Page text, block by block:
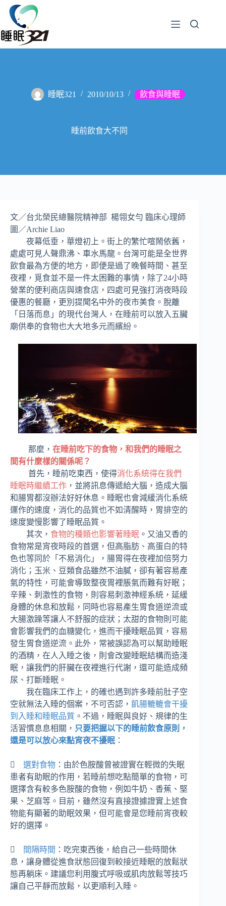
睡眠321 2010/10/13 飲食與睡眠
睡前飲食大不同
文／台北榮民總醫院精神部 楊翎女勻 臨床心理師
圖／Archie Liao
夜幕低垂，華燈初上。街上的繁忙喧鬧依舊，
處處可見人聲鼎沸、車水馬龍。台灣可能是全世界
飲食最為方便的地方，即便是過了晚餐時間、甚至
夜裡，覓食並不是一件太困難的事情，除了24小時
營業的便利商店與速食店，四處可見強打消夜時段
優惠的餐廳，更別提聞名中外的夜市美食。脫離
「日落而息」的現代台灣人，在睡前可以放入五臟
廟供奉的食物也大大地多元而繽紛。
那麼， 在睡前吃下的食物，和我們的睡眠之
間有什麼樣的關係呢？
首先，睡前吃東西，使得消化系統得在我們
睡眠時繼續工作 ，並將訊息傳遞給大腦，造成大腦
和腸胃都沒辦法好好休息。睡眠也會減緩消化系統
運作的速度，消化的品質也不如清醒時，胃排空的
速度變慢影響了睡眠品質。
其次， 食物的種類也影響著睡眠 。又油又香的
食物常是宵夜時段的首選，但高脂肪、高蛋白的特
色也等同於「不易消化」，腸胃得在夜裡加倍努力
消化；玉米、豆類食品雖然不油膩，卻有著容易產
氣的特性，可能會導致整夜胃裡脹氣而難有好眠；
辛辣、刺激性的食物，則容易刺激神經系統，延緩
身體的休息和放鬆，同時也容易產生胃食道逆流或
大腸激躁等讓人不舒服的症狀；太甜的食物則可能
會影響我們的血糖變化，進而干擾睡眠品質，容易
發生胃食道逆流。此外，常被誤認為可以幫助睡眠
的酒精，在人入睡之後，則會改變睡眠結構而造淺
眠，讓我們的肝臟在夜裡進行代謝，還可能造成頻
尿、打斷睡眠。
我在臨床工作上，的確也遇到許多睡前肚子空
空就無法入睡的個案，不可否認， 飢腸轆轆會干擾
到入睡和睡眠品質 。不過，睡眠與良好、規律的生
活習慣息息相關， 只要把握以下的睡前飲食原則，
還是可以放心來點宵夜不擾眠 ：
 選對食物 ：由於色胺酸曾被證實在輕微的失眠
患者有助眠的作用，若睡前想吃點簡單的食物，可
選擇含有較多色胺酸的食物，例如牛奶、香蕉、堅
果、芝麻等。目前，雖然沒有直接證據證實上述食
物能有顯著的助眠效果，但可能會是您睡前宵夜較
好的選擇。
 間隔時間 ：吃完東西後，給自己一些時間休
息，讓身體從進食狀態回復到較接近睡眠的放鬆狀
態再躺床。建議您利用腹式呼吸或肌肉放鬆等技巧
讓自己平靜而放鬆，以更順利入睡。